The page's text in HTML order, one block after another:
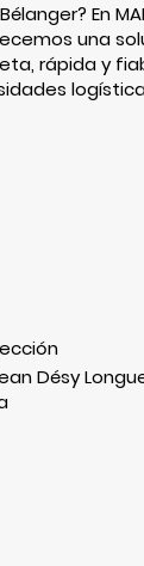
En
una
rápida y
Désy